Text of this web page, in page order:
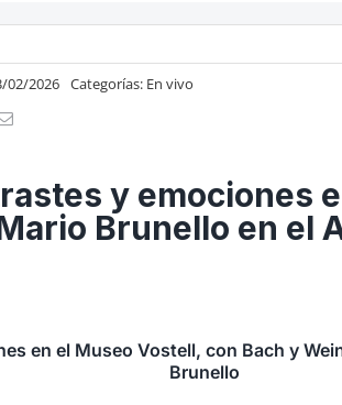
02/2026 Categorías: En vivo
y emociones
Brunello en el
en el Museo Vostell, con Bach y
Brunello